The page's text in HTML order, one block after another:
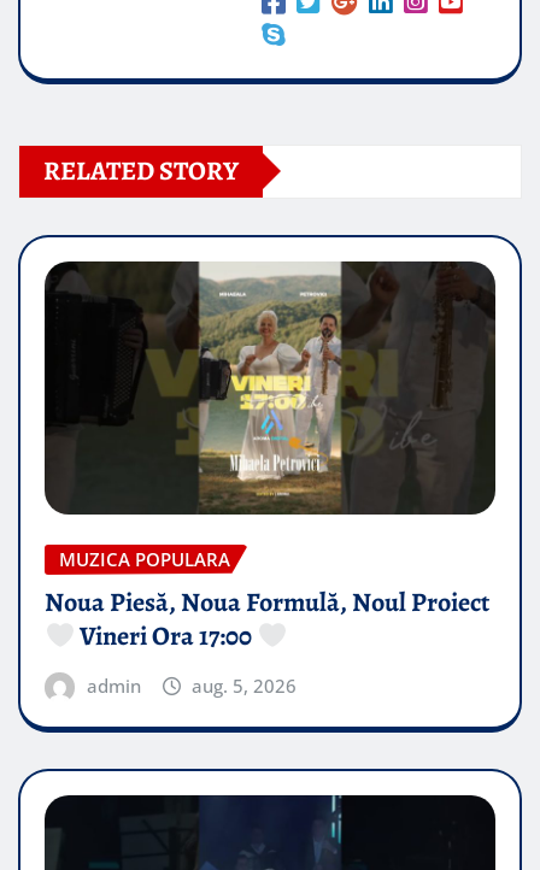
RELATED STORY
MUZICA POPULARA
Noua Piesă, Noua Formulă, Noul Proiect
Vineri Ora 17:00
admin aug. 5, 2026